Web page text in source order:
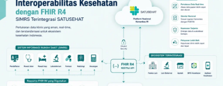
Interoperabilitas
Kesehatan?
Lengkap
FHIR